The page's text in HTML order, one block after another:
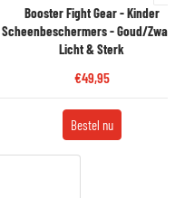
Booster Fight Gear - Kinder
Scheenbeschermers - Goud/
Licht & Sterk
€49,95
Bestel nu